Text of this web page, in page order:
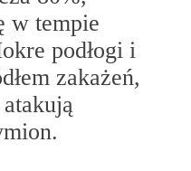
w tempie
podłogi i
zakażeń,